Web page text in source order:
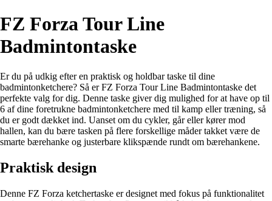
FZ Forza Tour Line
Badmintontaske
Er du på udkig efter en praktisk og holdbar taske til dine
badmintonketchere? Så er FZ Forza Tour Line Badmintontaske det
perfekte valg for dig. Denne taske giver dig mulighed for at have op til
6 af dine foretrukne badmintonketchere med til kamp eller træning, så
du er godt dækket ind. Uanset om du cykler, går eller kører mod
hallen, kan du bære tasken på flere forskellige måder takket være de
smarte bærehanke og justerbare klikspænde rundt om bærehankene.
Praktisk design
Denne FZ Forza ketchertaske er designet med fokus på funktionalitet